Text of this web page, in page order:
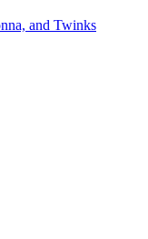
and Twinks